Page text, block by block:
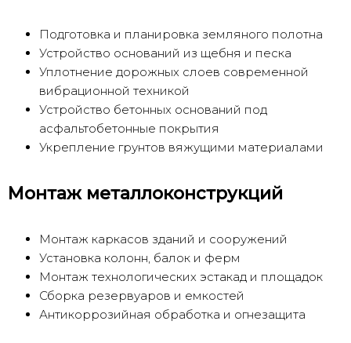
Подготовка и планировка земляного полотна
Устройство оснований из щебня и песка
Уплотнение дорожных слоев современной
вибрационной техникой
Устройство бетонных оснований под
асфальтобетонные покрытия
Укрепление грунтов вяжущими материалами
Монтаж металлоконструкций
Монтаж каркасов зданий и сооружений
Установка колонн, балок и ферм
Монтаж технологических эстакад и площадок
Сборка резервуаров и емкостей
Антикоррозийная обработка и огнезащита